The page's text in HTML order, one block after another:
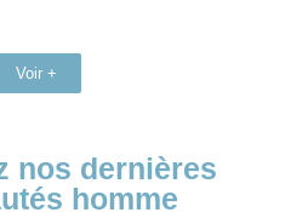
Voir +
nos dernières
homme